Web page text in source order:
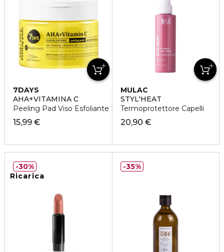
7DAYS
AHA+VITAMINA C
Peeling Pad Viso Esfoliante Double-Face
15,99 €
MULAC
STYL'HEAT
Termoprotettore Capelli
20,90 €
Ricarica
30% 35%